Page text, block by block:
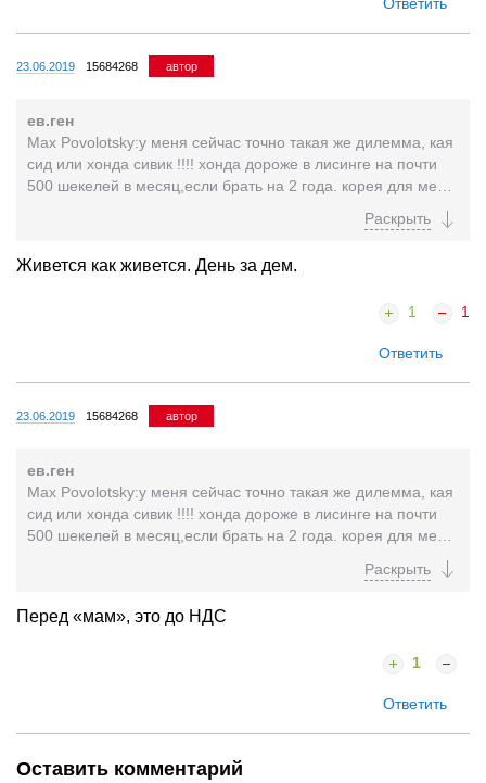
23.06.2019 15684268 автор
ев.ген
Max Povolotsky:у меня сейчас точно такая же дилемма, кая
сид или хонда сивик !!!! хонда дороже в лисинге на почти
500 шекелей в месяц,если брать на 2 года. корея для меня
Живется как живется. День за дем.
1 1
Ответить
23.06.2019 15684268 автор
ев.ген
Max Povolotsky:у меня сейчас точно такая же дилемма, кая
сид или хонда сивик !!!! хонда дороже в лисинге на почти
500 шекелей в месяц,если брать на 2 года. корея для меня
Перед «мам», это до НДС
1
Ответить
Оставить комментарий